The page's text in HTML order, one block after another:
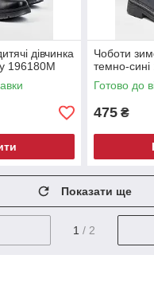
дівчинка
196180M
Чоботи
темно-
Готово до
475 ₴
Показати ще
1 / 2